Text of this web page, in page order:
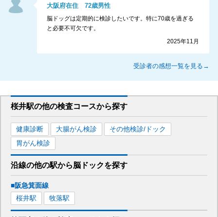
大阪府在住72歳男性
脳ドッグは定期的に検診したいです。特に70歳を過ぎる
と必要不可欠です。
2025年11月
受診者の感想一覧を見る→
桜井駅の他の検査コースから探す
健康診断 大腸がん検診
その他検診/ドック
胃がん検診
沿線の他の駅から脳ドックを探す
■阪急箕面線
桜井駅 牧落駅